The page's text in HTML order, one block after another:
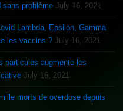
problème July 16, 2021
Lambda, Epsilon, Gamma
les vaccins ? July 16, 2021
particules augmente les
July 16, 2021
morts de overdose depuis